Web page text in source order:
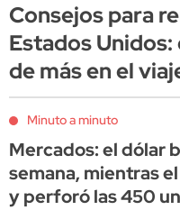
Consejos para
Estados
de más en el
Minuto a minuto
Mercados: el dólar
semana, mientras
y perforó las 450